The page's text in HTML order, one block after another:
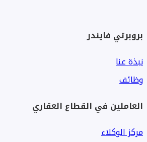
مجتمع سكني راقٍ وخصوصية عالية
بروبرتي فايندر
نبذة عنا
وظائف
العاملين في القطاع العقاري
مركز الوكلاء